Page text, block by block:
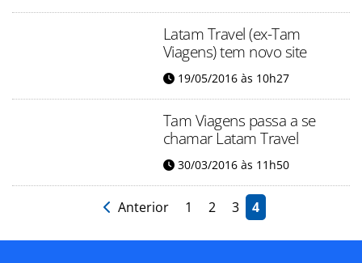
Latam Travel (ex-Tam
Viagens) tem novo site
19/05/2016 às 10h27
Tam Viagens passa a se
chamar Latam Travel
30/03/2016 às 11h50
Anterior 1 2 3 4